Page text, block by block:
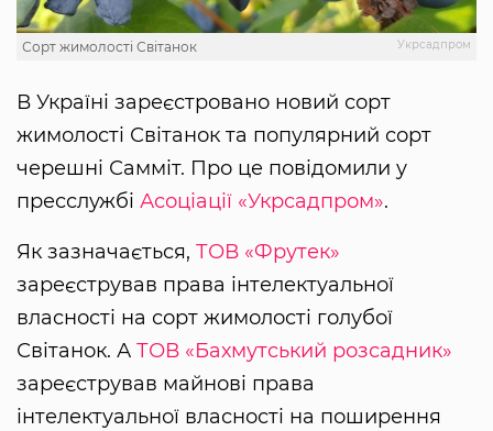
Укрсадпром
Сорт жимолості Світанок
В Україні зареєстровано новий сорт
жимолості Світанок та популярний сорт
черешні Самміт. Про це повідомили у
пресслужбі Асоціації «Укрсадпром».
Як зазначається, ТОВ «Фрутек»
зареєстрував права інтелектуальної
власності на сорт жимолості голубої
Світанок. А ТОВ «Бахмутський розсадник»
зареєстрував майнові права
інтелектуальної власності на поширення